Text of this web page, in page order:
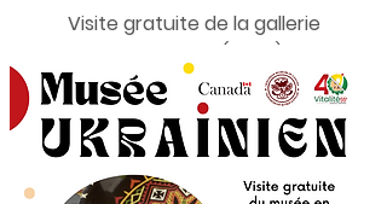
Visite gratuite de la gallerie
en français! (2024)